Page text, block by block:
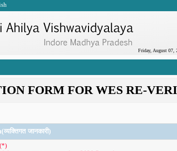
Friday, August 07,
FORM FOR WES RE-
जानकारी)